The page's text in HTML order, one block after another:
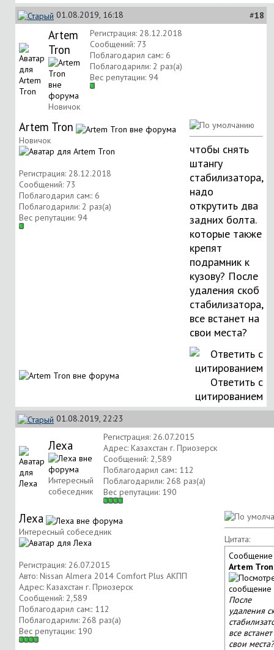
01.08.2019, 16:18 #18
Artem
Tron
Новичок
Регистрация: 28.12.2018
Сообщений: 73
Поблагодарил сам:: 6
Поблагодарили: 2 раз(а)
Вес репутации: 94
Artem Tron
Новичок
Регистрация: 28.12.2018
Сообщений: 73
Поблагодарил сам:: 6
Поблагодарили: 2 раз(а)
Вес репутации: 94
чтобы снять
штангу
стабилизатора,
надо
открутить два
задних болта.
которые также
крепят
подрамник к
кузову? После
удаления скоб
стабилизатора,
все встанет на
свои места?
Ответить с
цитированием
01.08.2019, 22:23
Леха
Интересный
собеседник
Регистрация: 26.07.2015
Адрес: Казахстан г. Приозерск
Сообщений: 2,589
Поблагодарил сам:: 112
Поблагодарили: 268 раз(а)
Вес репутации: 190
Леха
Интересный собеседник
Регистрация: 26.07.2015
Авто: Nissan Almera 2014 Comfort Plus АКПП
Адрес: Казахстан г. Приозерск
Сообщений: 2,589
Поблагодарил сам:: 112
Поблагодарили: 268 раз(а)
Вес репутации: 190
Цитата:
Сообщение
Artem Tron
После
удаления
все
свои места?